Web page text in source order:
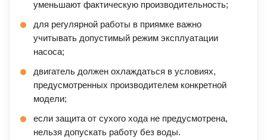
уменьшают фактическую производительность;
для регулярной работы в приямке важно
учитывать допустимый режим эксплуатации
насоса;
двигатель должен охлаждаться в условиях,
предусмотренных производителем конкретной
модели;
если защита от сухого хода не предусмотрена,
нельзя допускать работу без воды.